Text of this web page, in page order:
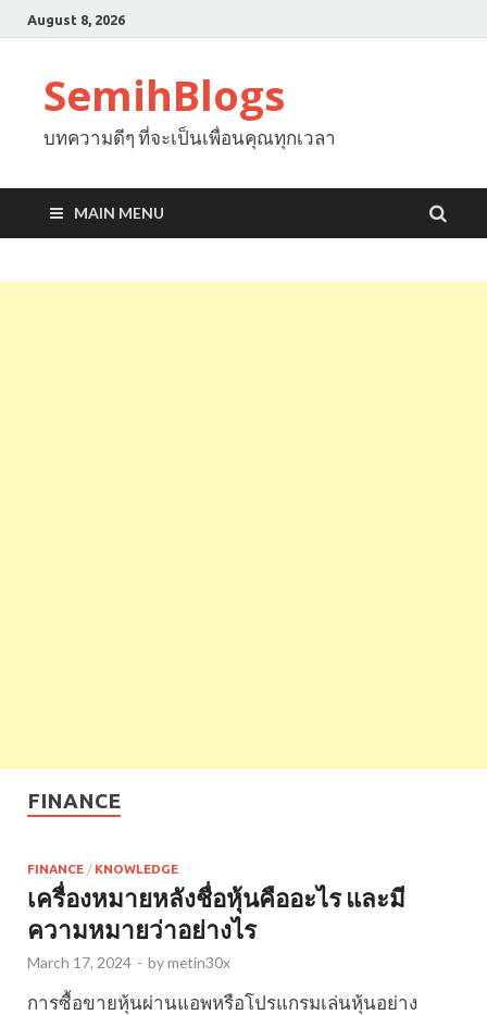
August 8, 2026
SemihBlogs
บทความดีๆ ที่จะเป็นเพื่อนคุณทุกเวลา
MAIN MENU
FINANCE
FINANCE / KNOWLEDGE
เครื่องหมายหลังชื่อหุ้นคืออะไร และมี
ความหมายว่าอย่างไร
March 17, 2024 - bymetin30x
การซื้อขายหุ้นผ่านแอพหรือโปรแกรมเล่นหุ้นอย่าง